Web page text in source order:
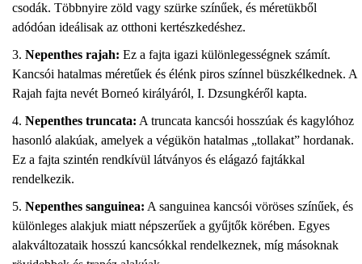
csodák. Többnyire zöld vagy szürke színűek, és méretükből
adódóan ideálisak az otthoni kertészkedéshez.
Nepenthes rajah: Ez a fajta igazi különlegességnek számít.
Kancsói hatalmas méretűek és élénk piros színnel büszkélkednek. A
Rajah fajta nevét Borneó királyáról, I. Dzsungkéről kapta.
Nepenthes truncata: A truncata kancsói hosszúak és kagylóhoz
hasonló alakúak, amelyek a végükön hatalmas „tollakat” hordanak.
Ez a fajta szintén rendkívül látványos és elágazó fajtákkal
rendelkezik.
Nepenthes sanguinea: A sanguinea kancsói vöröses színűek, és
különleges alakjuk miatt népszerűek a gyűjtők körében. Egyes
alakváltozataik hosszú kancsókkal rendelkeznek, míg másoknak